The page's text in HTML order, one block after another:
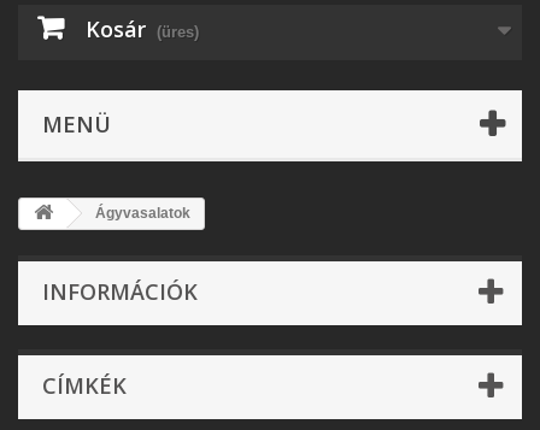
Kosár (üres)
MENÜ
Ágyvasalatok
INFORMÁCIÓK
CÍMKÉK